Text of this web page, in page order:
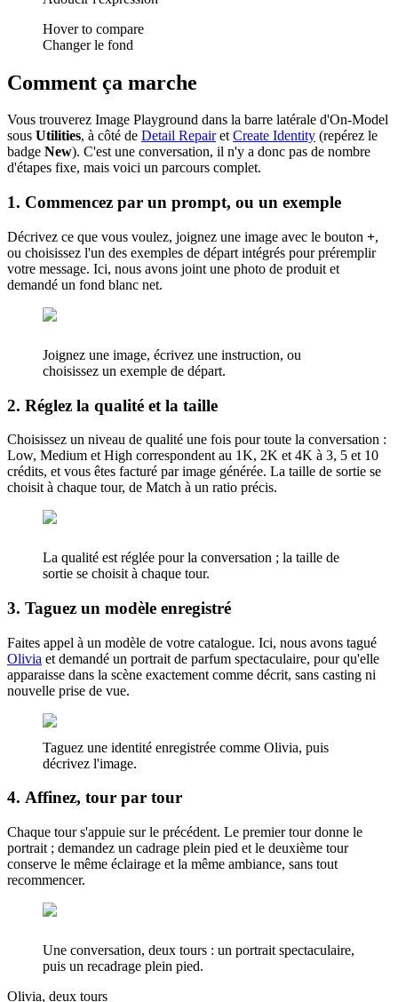
Hover to compare
Changer le fond
Comment ça marche
Vous trouverez Image Playground dans la barre latérale d'On-Model
sous Utilities, à côté de Detail RepairetCreate Identity (repérez le
badge New). C'est une conversation, il n'y a donc pas de nombre
d'étapes fixe, mais voici un parcours complet.
1. Commencez par un prompt, ou un exemple
Décrivez ce que vous voulez, joignez une image avec le bouton +,
ou choisissez l'un des exemples de départ intégrés pour préremplir
votre message. Ici, nous avons joint une photo de produit et
demandé un fond blanc net.
Joignez une image, écrivez une instruction, ou
choisissez un exemple de départ.
2. Réglez la qualité et la taille
Choisissez un niveau de qualité une fois pour toute la conversation :
Low, Medium et High correspondent au 1K, 2K et 4K à 3, 5 et 10
crédits, et vous êtes facturé par image générée. La taille de sortie se
choisit à chaque tour, de Match à un ratio précis.
La qualité est réglée pour la conversation ; la taille de
sortie se choisit à chaque tour.
3. Taguez un modèle enregistré
Faites appel à un modèle de votre catalogue. Ici, nous avons tagué
Olivia et demandé un portrait de parfum spectaculaire, pour qu'elle
apparaisse dans la scène exactement comme décrit, sans casting ni
nouvelle prise de vue.
Taguez une identité enregistrée comme Olivia, puis
décrivez l'image.
4. Affinez, tour par tour
Chaque tour s'appuie sur le précédent. Le premier tour donne le
portrait ; demandez un cadrage plein pied et le deuxième tour
conserve le même éclairage et la même ambiance, sans tout
recommencer.
Une conversation, deux tours : un portrait spectaculaire,
puis un recadrage plein pied.
Olivia, deux tours